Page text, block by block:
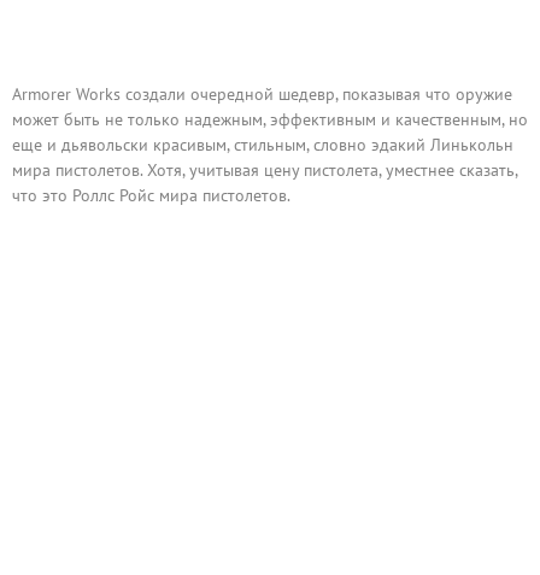
Armorer Works создали очередной шедевр, показывая что оружие
может быть не только надежным, эффективным и качественным, но
еще и дьявольски красивым, стильным, словно эдакий Линькольн
мира пистолетов. Хотя, учитывая цену пистолета, уместнее сказать,
что это Роллс Ройс мира пистолетов.